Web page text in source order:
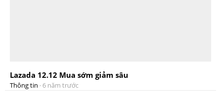
Lazada 12.12 Mua sớm giảm sâu
Thông tin · 6 năm trước